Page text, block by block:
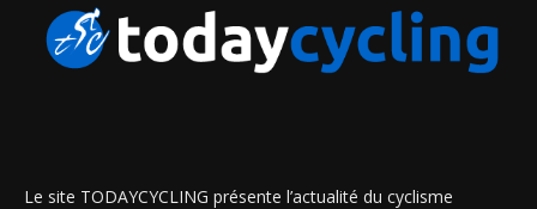
Le site TODAYCYCLING présente l’actualité du cyclisme